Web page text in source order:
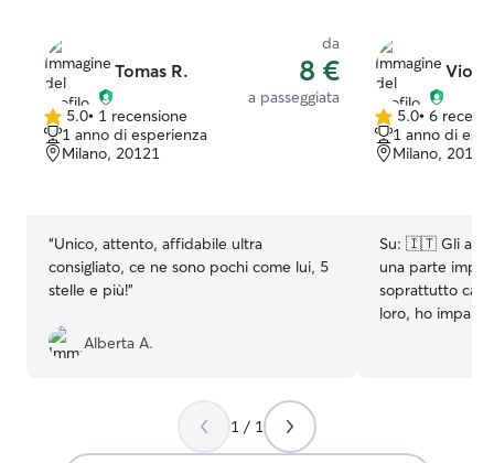
Tomas R.
da
8 €
a passeggiata
5.0
su
5
5.0• 1 recensione
1 anno di esperienza
Milano, 20121
“Unico, attento, affidabile ultra
consigliato, ce ne sono pochi come lui, 5
stelle e più!”
Alberta A.
Viola
5.0
su
5
5.0• 6
1 anno di
Milano, 20121
Su: 🇮🇹 Gli
una parte
soprattutto cani
loro, ho
animali, quindi
1 / 1